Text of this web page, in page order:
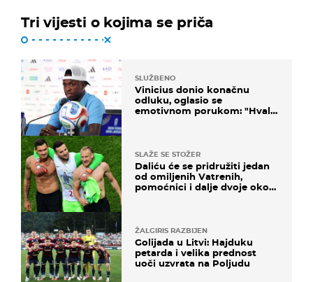
Tri vijesti o kojima se priča
SLUŽBENO
Vinicius donio konačnu
odluku, oglasio se
emotivnom porukom: "Hvala
SLAŽE SE STOŽER
Daliću će se pridružiti jedan
od omiljenih Vatrenih,
pomoćnici i dalje dvoje oko
ŽALGIRIS RAZBIJEN
Golijada u Litvi: Hajduku
petarda i velika prednost
uoči uzvrata na Poljudu